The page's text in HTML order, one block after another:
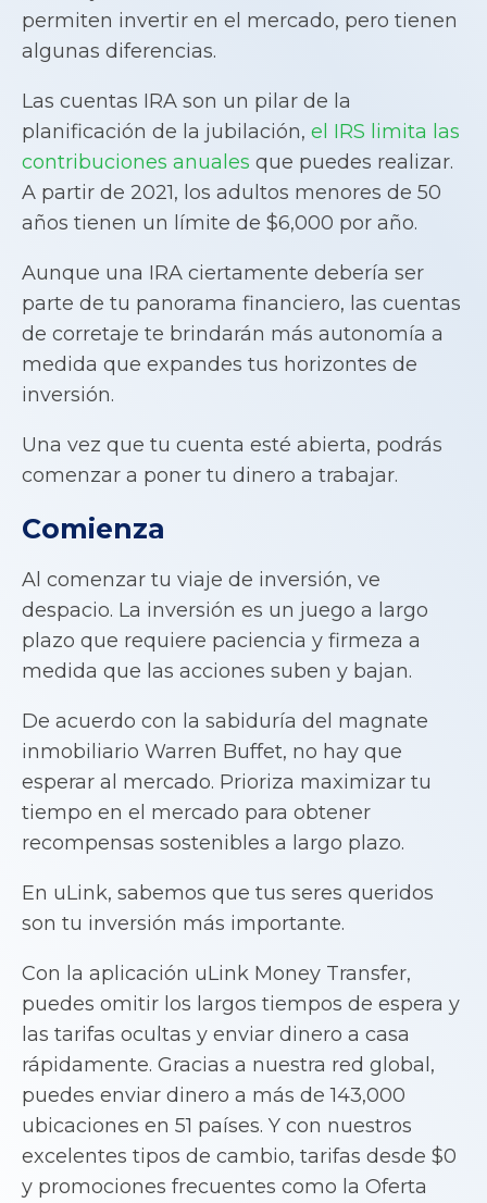
permiten invertir en el mercado, pero tienen
algunas diferencias.
Las cuentas IRA son un pilar de la
planificación de la jubilación, el IRS limita las
contribuciones anuales que puedes realizar.
A partir de 2021, los adultos menores de 50
años tienen un límite de $6,000 por año.
Aunque una IRA ciertamente debería ser
parte de tu panorama financiero, las cuentas
de corretaje te brindarán más autonomía a
medida que expandes tus horizontes de
inversión.
Una vez que tu cuenta esté abierta, podrás
comenzar a poner tu dinero a trabajar.
Comienza
Al comenzar tu viaje de inversión, ve
despacio. La inversión es un juego a largo
plazo que requiere paciencia y firmeza a
medida que las acciones suben y bajan.
De acuerdo con la sabiduría del magnate
inmobiliario Warren Buffet, no hay que
esperar al mercado. Prioriza maximizar tu
tiempo en el mercado para obtener
recompensas sostenibles a largo plazo.
En uLink, sabemos que tus seres queridos
son tu inversión más importante.
Con la aplicación uLink Money Transfer,
puedes omitir los largos tiempos de espera y
las tarifas ocultas y enviar dinero a casa
rápidamente. Gracias a nuestra red global,
puedes enviar dinero a más de 143,000
ubicaciones en 51 países. Y con nuestros
excelentes tipos de cambio, tarifas desde $0
y promociones frecuentes como la Oferta